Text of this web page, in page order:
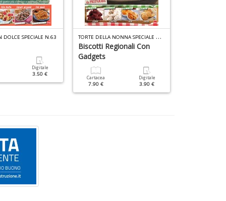
DOLCE SPECIALE N.63
Digitale
3.50 €
T
ORTE DELLA NONNA SPECIALE N.49
Biscotti Regionali Con
Gadgets
Cartacea
7.90 €
Digitale
3.90 €